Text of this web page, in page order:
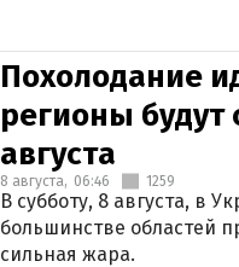
Похолодание
регионы будут
августа
8 августа, 06:46 1259
В субботу, 8 августа, в
большинстве областей
сильная жара.